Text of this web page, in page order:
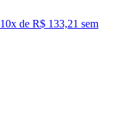
10x de R$ 133,21 sem